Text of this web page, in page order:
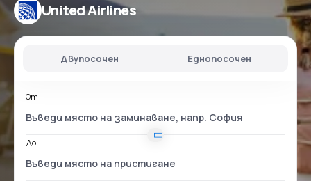
United Airlines
Двупосочен Еднопосочен
От
До